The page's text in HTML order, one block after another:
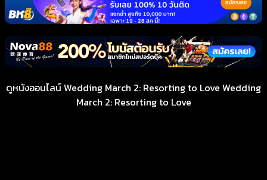
ดูหนังออนไลน์ Wedding March 2: Resorting to Love Wedding
March 2: Resorting to Love